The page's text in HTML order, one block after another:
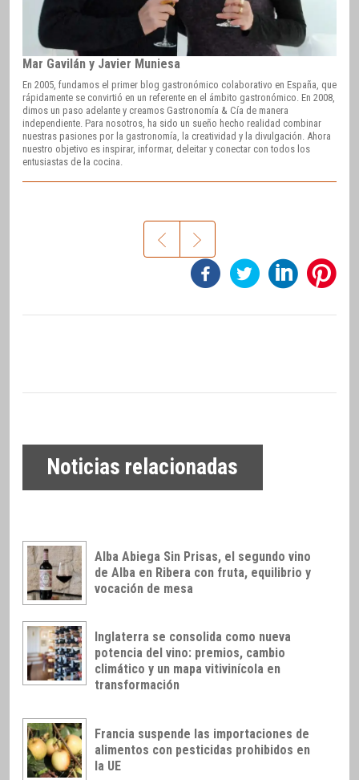
Mar Gavilán y Javier Muniesa
En 2005, fundamos el primer blog gastronómico colaborativo en España, que
rápidamente se convirtió en un referente en el ámbito gastronómico. En 2008,
dimos un paso adelante y creamos Gastronomía & Cía de manera
independiente. Para nosotros, ha sido un sueño hecho realidad combinar
nuestras pasiones por la gastronomía, la creatividad y la divulgación. Ahora
nuestro objetivo es inspirar, informar, deleitar y conectar con todos los
entusiastas de la cocina.
Noticias relacionadas
Alba Abiega Sin Prisas, el segundo vino
de Alba en Ribera con fruta, equilibrio y
vocación de mesa
Inglaterra se consolida como nueva
potencia del vino: premios, cambio
climático y un mapa vitivinícola en
transformación
Francia suspende las importaciones de
alimentos con pesticidas prohibidos en
la UE